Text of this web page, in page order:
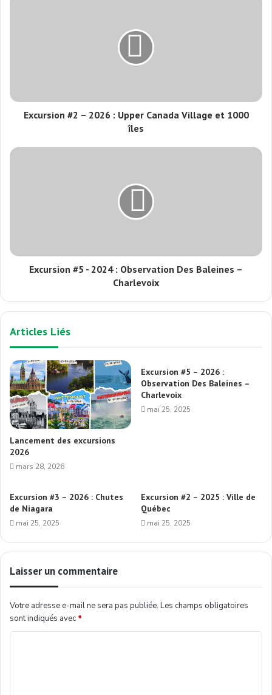
Excursion #2 – 2026 : Upper Canada Village et 1000
îles
Excursion #5 - 2024 : Observation Des Baleines –
Charlevoix
Articles Liés
Lancement des excursions
2026
mars 28, 2026
Excursion #5 – 2026 :
Observation Des Baleines –
Charlevoix
mai 25, 2025
Excursion #3 – 2026 : Chutes
de Niagara
mai 25, 2025
Excursion #2 – 2025 : Ville de
Québec
mai 25, 2025
Laisser un commentaire
Votre adresse e-mail ne sera pas publiée. Les champs obligatoires
sont indiqués avec *